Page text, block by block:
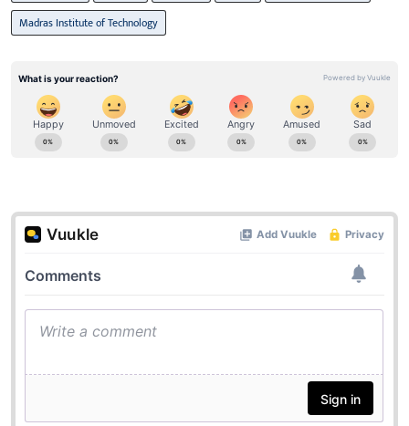
Madras Institute of Technology